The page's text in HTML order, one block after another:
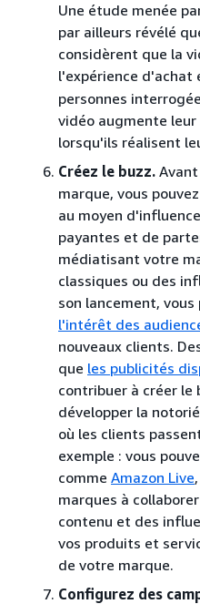
Une étude menée
par ailleurs révélé
considèrent que la
l'expérience d'achat
personnes
vidéo augmente
lorsqu'ils réalisent
Créez le buzz.
marque, vous
au moyen
payantes et de
médiatisant votre
classiques ou des
son lancement,
l'intérêt des
nouveaux clients.
que les publicités
contribuer à créer le
développer la
où les clients
exemple : vous
comme Amazon Live
marques à
contenu et des
vos produits et
de votre marque.
Configurez des